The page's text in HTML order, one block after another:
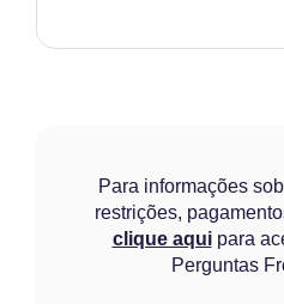
Para informações
restrições,
clique aquipara
Perguntas